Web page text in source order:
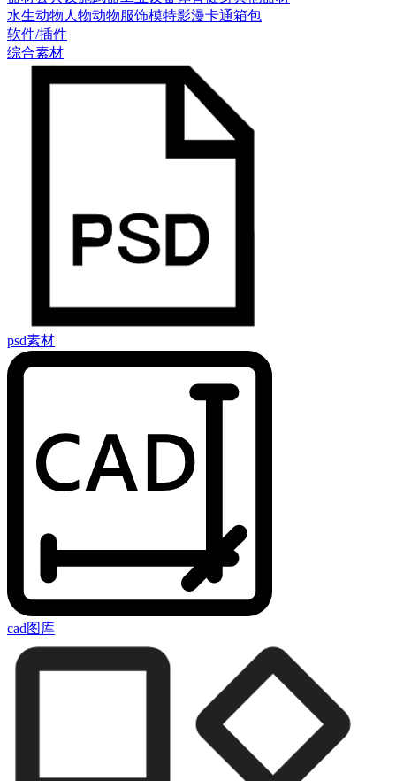
水生动物 人物动物服饰模特影漫卡通箱包
软件/插件
综合素材
psd素材
cad图库